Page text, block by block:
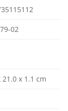
02
21.0 x 1.1 cm